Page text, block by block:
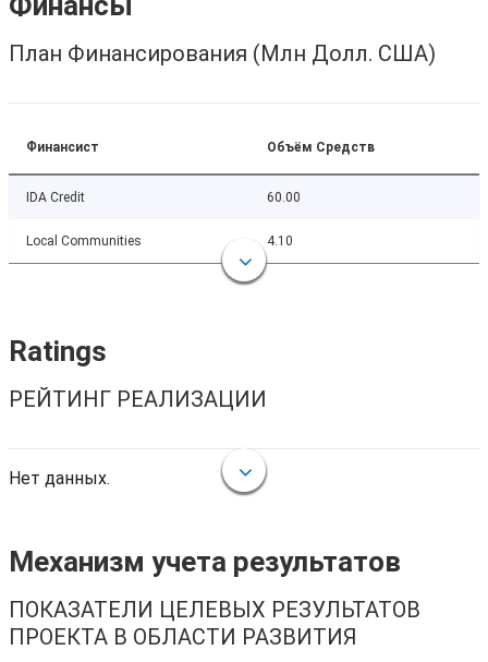
План Финансирования (Млн Долл. США)
Финансист Объём Средств
IDA Credit 60.00
Local Communities 4.10
Ratings
РЕЙТИНГ РЕАЛИЗАЦИИ
Нет данных.
Механизм учета результатов
ПОКАЗАТЕЛИ ЦЕЛЕВЫХ РЕЗУЛЬТАТОВ
ПРОЕКТА В ОБЛАСТИ РАЗВИТИЯ